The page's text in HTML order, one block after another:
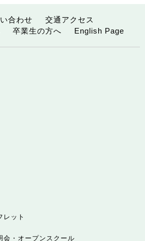
合わせ
交通アクセス
卒業生の方へ English Page
レット
・オープンスクール